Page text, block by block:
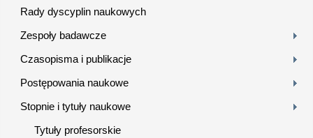
Rady dyscyplin naukowych
Zespoły badawcze
Czasopisma i publikacje
Postępowania naukowe
Stopnie i tytuły naukowe
Tytuły profesorskie